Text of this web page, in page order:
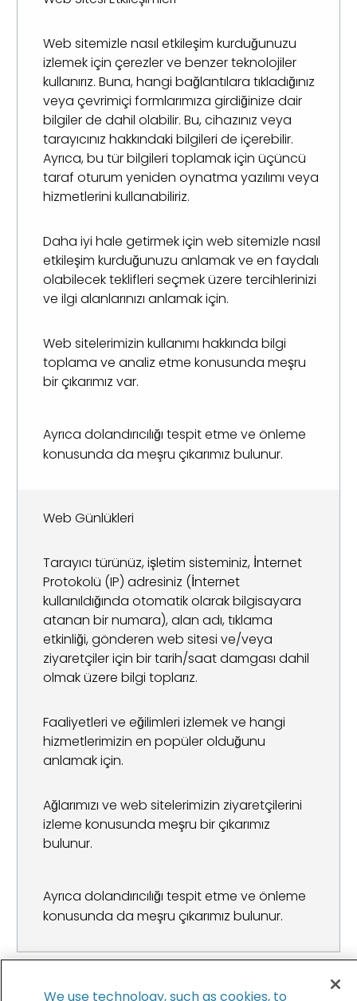
Web sitemizle nasıl etkileşim kurduğunuzu
izlemek için çerezler ve benzer teknolojiler
kullanırız. Buna, hangi bağlantılara tıkladığınız
veya çevrimiçi formlarımıza girdiğinize dair
bilgiler de dahil olabilir. Bu, cihazınız veya
tarayıcınız hakkındaki bilgileri de içerebilir.
Ayrıca, bu tür bilgileri toplamak için üçüncü
taraf oturum yeniden oynatma yazılımı veya
hizmetlerini kullanabiliriz.
Daha iyi hale getirmek için web sitemizle nasıl
etkileşim kurduğunuzu anlamak ve en faydalı
olabilecek teklifleri seçmek üzere tercihlerinizi
ve ilgi alanlarınızı anlamak için.
Web sitelerimizin kullanımı hakkında bilgi
toplama ve analiz etme konusunda meşru
bir çıkarımız var.
Ayrıca dolandırıcılığı tespit etme ve önleme
konusunda da meşru çıkarımız bulunur.
Web Günlükleri
Tarayıcı türünüz, işletim sisteminiz, İnternet
Protokolü (IP) adresiniz (İnternet
kullanıldığında otomatik olarak bilgisayara
atanan bir numara), alan adı, tıklama
etkinliği, gönderen web sitesi ve/veya
ziyaretçiler için bir tarih/saat damgası dahil
olmak üzere bilgi toplarız.
Faaliyetleri ve eğilimleri izlemek ve hangi
hizmetlerimizin en popüler olduğunu
anlamak için.
Ağlarımızı ve web sitelerimizin ziyaretçilerini
izleme konusunda meşru bir çıkarımız
bulunur.
Ayrıca dolandırıcılığı tespit etme ve önleme
konusunda da meşru çıkarımız bulunur.
almak suretiyle ortaya çıkabilir. Daha fazla bilgiyi Bölgeye
We use technology, such as cookies, to